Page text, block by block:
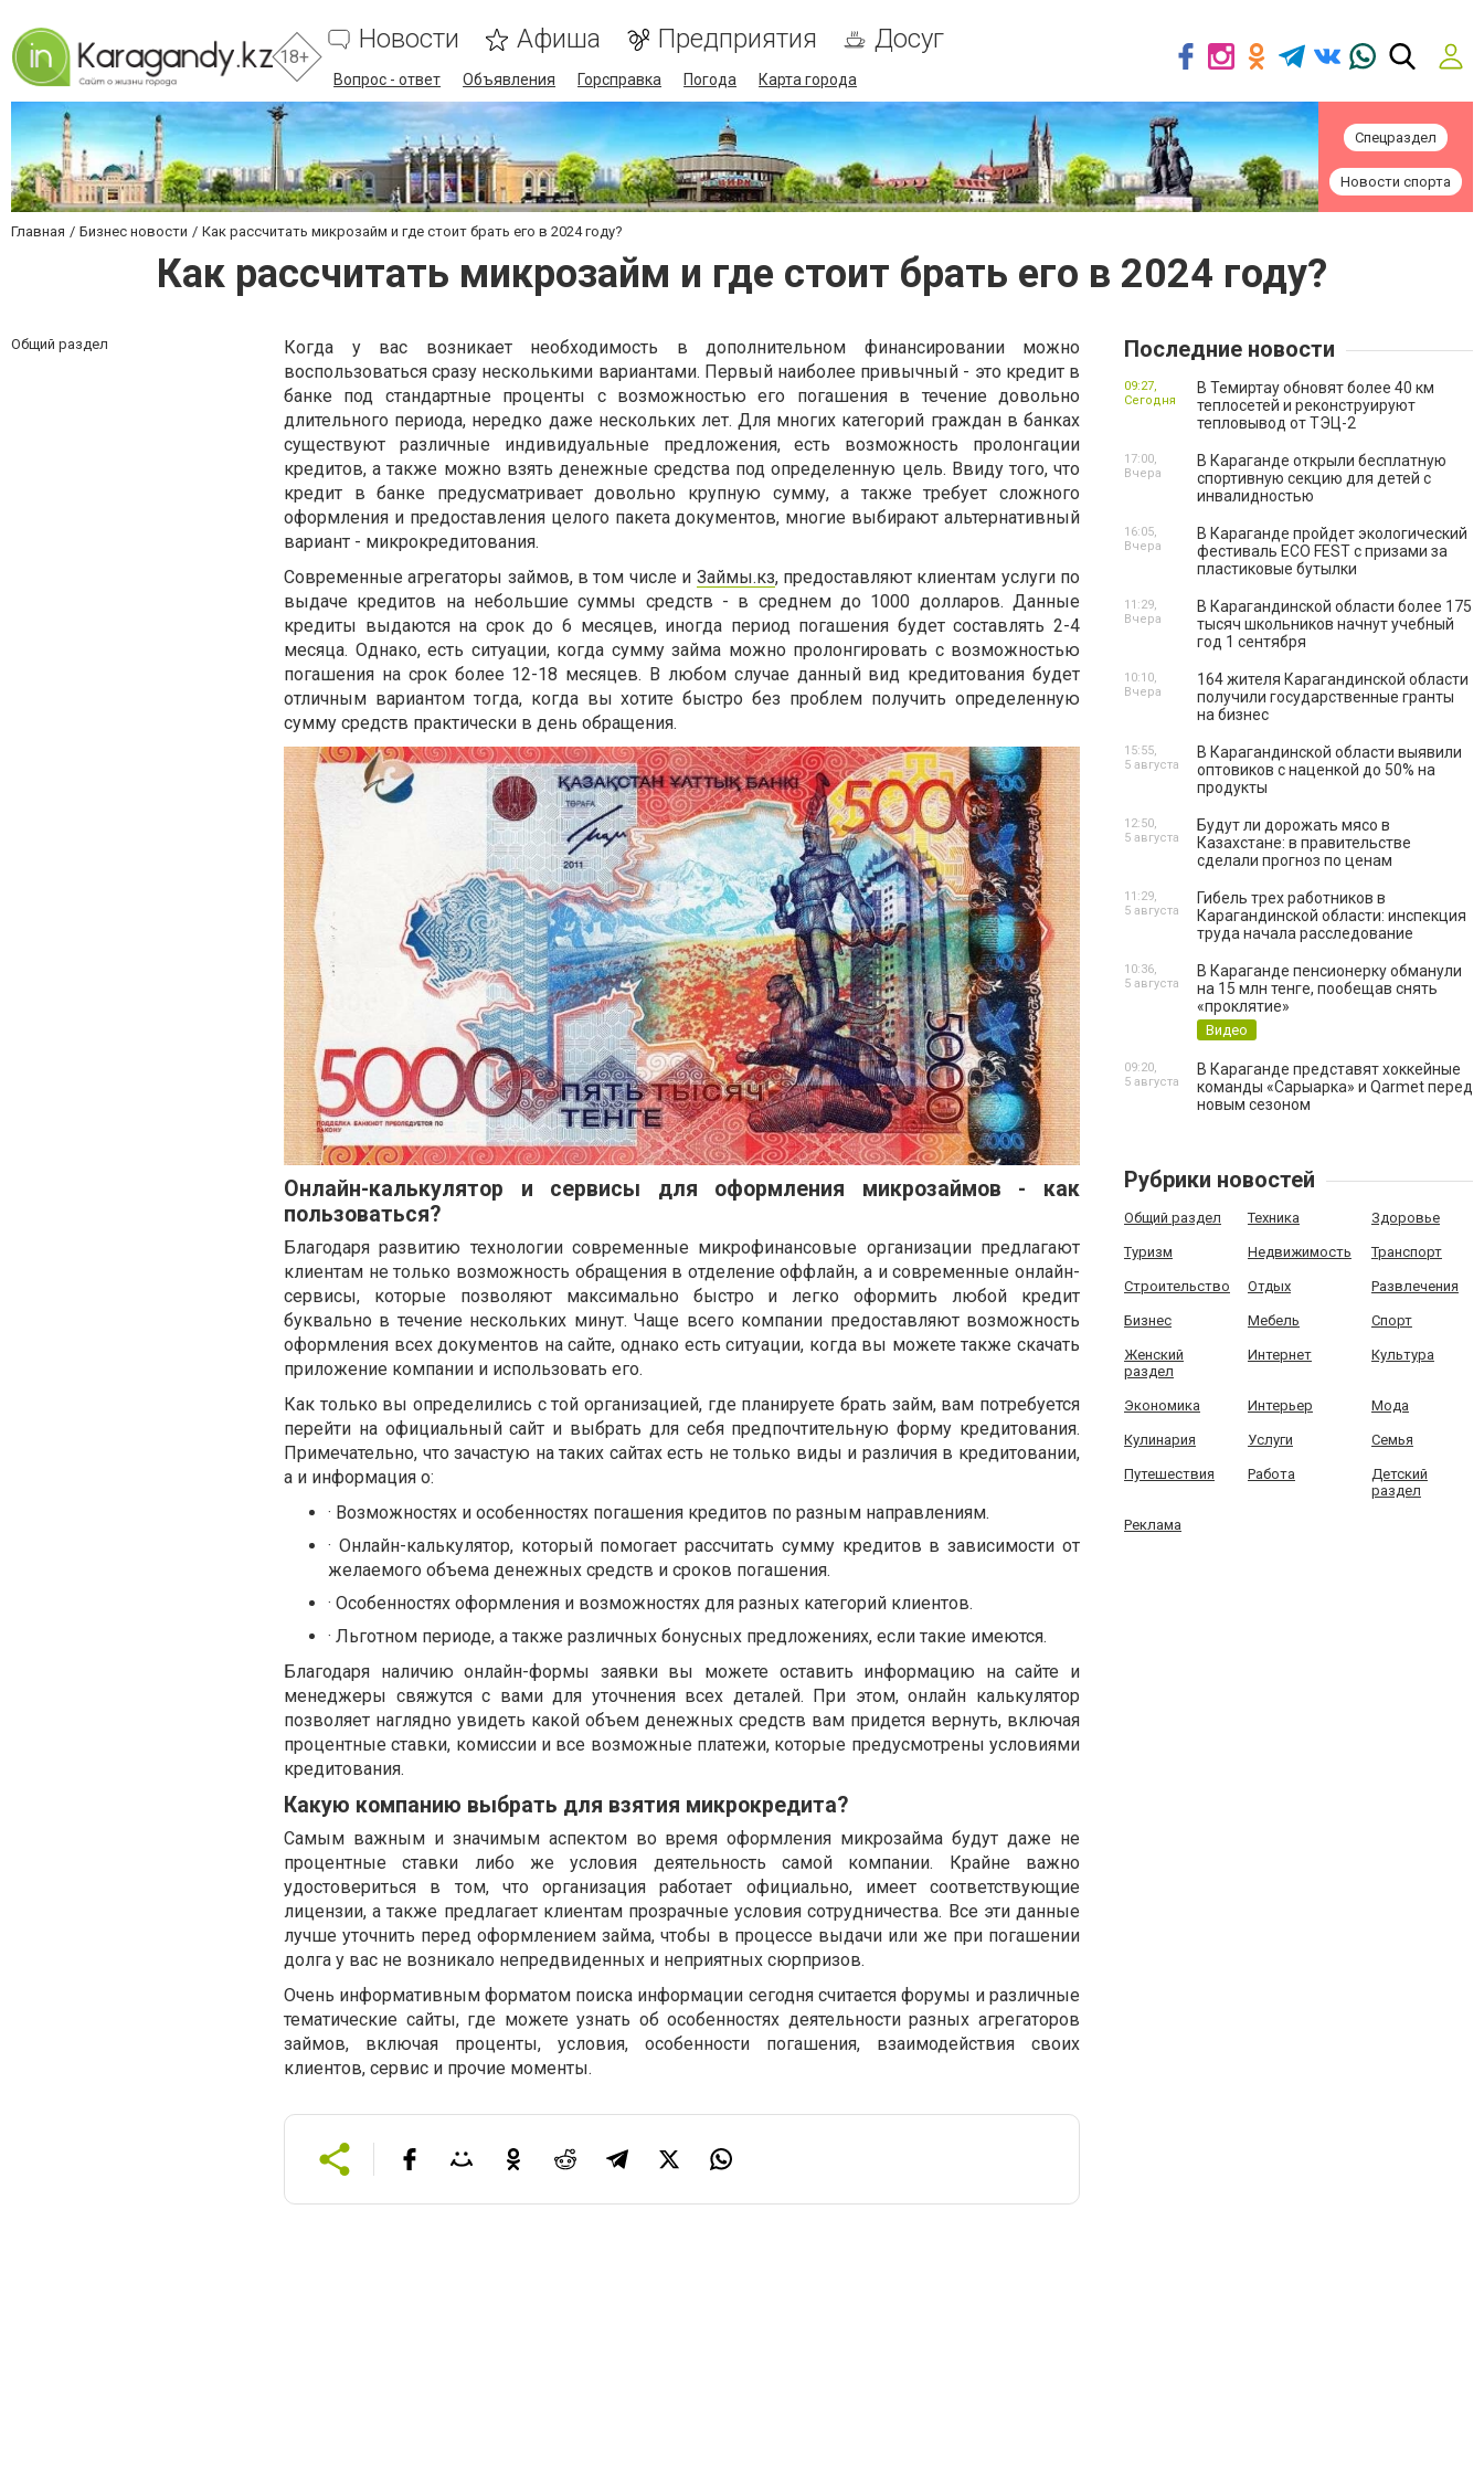
18+
Новости Афиша Предприятия Досуг
Вопрос - ответ Объявления Горсправка Погода Карта города
Спецраздел
Новости спорта
Главная Бизнес новости Как рассчитать микрозайм и где стоит брать его в 2024 году?
Как рассчитать микрозайм и где стоит брать его в 2024 году?
Общий раздел
Когда у вас возникает необходимость в дополнительном финансировании можно
воспользоваться сразу несколькими вариантами. Первый наиболее привычный - это кредит в
банке под стандартные проценты с возможностью его погашения в течение довольно
длительного периода, нередко даже нескольких лет. Для многих категорий граждан в банках
существуют различные индивидуальные предложения, есть возможность пролонгации
кредитов, а также можно взять денежные средства под определенную цель. Ввиду того, что
кредит в банке предусматривает довольно крупную сумму, а также требует сложного
оформления и предоставления целого пакета документов, многие выбирают альтернативный
вариант - микрокредитования.
Современные агрегаторы займов, в том числе и Займы.кз, предоставляют клиентам услуги по
выдаче кредитов на небольшие суммы средств - в среднем до 1000 долларов. Данные
кредиты выдаются на срок до 6 месяцев, иногда период погашения будет составлять 2-4
месяца. Однако, есть ситуации, когда сумму займа можно пролонгировать с возможностью
погашения на срок более 12-18 месяцев. В любом случае данный вид кредитования будет
отличным вариантом тогда, когда вы хотите быстро без проблем получить определенную
сумму средств практически в день обращения.
Онлайн-калькулятор и сервисы для оформления микрозаймов - как
пользоваться?
Благодаря развитию технологии современные микрофинансовые организации предлагают
клиентам не только возможность обращения в отделение оффлайн, а и современные онлайн-
сервисы, которые позволяют максимально быстро и легко оформить любой кредит
буквально в течение нескольких минут. Чаще всего компании предоставляют возможность
оформления всех документов на сайте, однако есть ситуации, когда вы можете также скачать
приложение компании и использовать его.
Как только вы определились с той организацией, где планируете брать займ, вам потребуется
перейти на официальный сайт и выбрать для себя предпочтительную форму кредитования.
Примечательно, что зачастую на таких сайтах есть не только виды и различия в кредитовании,
а и информация о:
· Возможностях и особенностях погашения кредитов по разным направлениям.
· Онлайн-калькулятор, который помогает рассчитать сумму кредитов в зависимости от
желаемого объема денежных средств и сроков погашения.
· Особенностях оформления и возможностях для разных категорий клиентов.
· Льготном периоде, а также различных бонусных предложениях, если такие имеются.
Благодаря наличию онлайн-формы заявки вы можете оставить информацию на сайте и
менеджеры свяжутся с вами для уточнения всех деталей. При этом, онлайн калькулятор
позволяет наглядно увидеть какой объем денежных средств вам придется вернуть, включая
процентные ставки, комиссии и все возможные платежи, которые предусмотрены условиями
кредитования.
Какую компанию выбрать для взятия микрокредита?
Самым важным и значимым аспектом во время оформления микрозайма будут даже не
процентные ставки либо же условия деятельность самой компании. Крайне важно
удостовериться в том, что организация работает официально, имеет соответствующие
лицензии, а также предлагает клиентам прозрачные условия сотрудничества. Все эти данные
лучше уточнить перед оформлением займа, чтобы в процессе выдачи или же при погашении
долга у вас не возникало непредвиденных и неприятных сюрпризов.
Очень информативным форматом поиска информации сегодня считается форумы и различные
тематические сайты, где можете узнать об особенностях деятельности разных агрегаторов
займов, включая проценты, условия, особенности погашения, взаимодействия своих
клиентов, сервис и прочие моменты.
Последние новости
В Темиртау обновят более 40 км
теплосетей и реконструируют
тепловывод от ТЭЦ-2
09:27,
Сегодня
В Караганде открыли бесплатную
спортивную секцию для детей с
инвалидностью
17:00,
Вчера
В Караганде пройдет экологический
фестиваль ECO FEST с призами за
пластиковые бутылки
16:05,
Вчера
В Карагандинской области более 175
тысяч школьников начнут учебный
год 1 сентября
11:29,
Вчера
164 жителя Карагандинской области
получили государственные гранты
на бизнес
10:10,
Вчера
В Карагандинской области выявили
оптовиков с наценкой до 50% на
продукты
15:55,
5 августа
Будут ли дорожать мясо в
Казахстане: в правительстве
сделали прогноз по ценам
12:50,
5 августа
Гибель трех работников в
Карагандинской области: инспекция
труда начала расследование
11:29,
5 августа
В Караганде пенсионерку обманули
на 15 млн тенге, пообещав снять
«проклятие»
Видео
10:36,
5 августа
В Караганде представят хоккейные
команды «Сарыарка» и Qarmet перед
новым сезоном
09:20,
5 августа
Рубрики новостей
Общий раздел Техника Здоровье
Туризм Недвижимость Транспорт
Строительство Отдых Развлечения
Бизнес Мебель Спорт
Женский
раздел
Интернет Культура
Экономика Интерьер Мода
Кулинария Услуги Семья
Путешествия Работа
Детский
раздел
Реклама